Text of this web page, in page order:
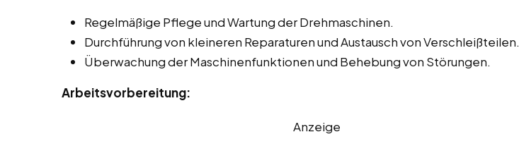
Regelmäßige Pflege und Wartung der Drehmaschinen.
Durchführung von kleineren Reparaturen und Austausch von Verschleißteilen.
Überwachung der Maschinenfunktionen und Behebung von Störungen.
Arbeitsvorbereitung:
Anzeige